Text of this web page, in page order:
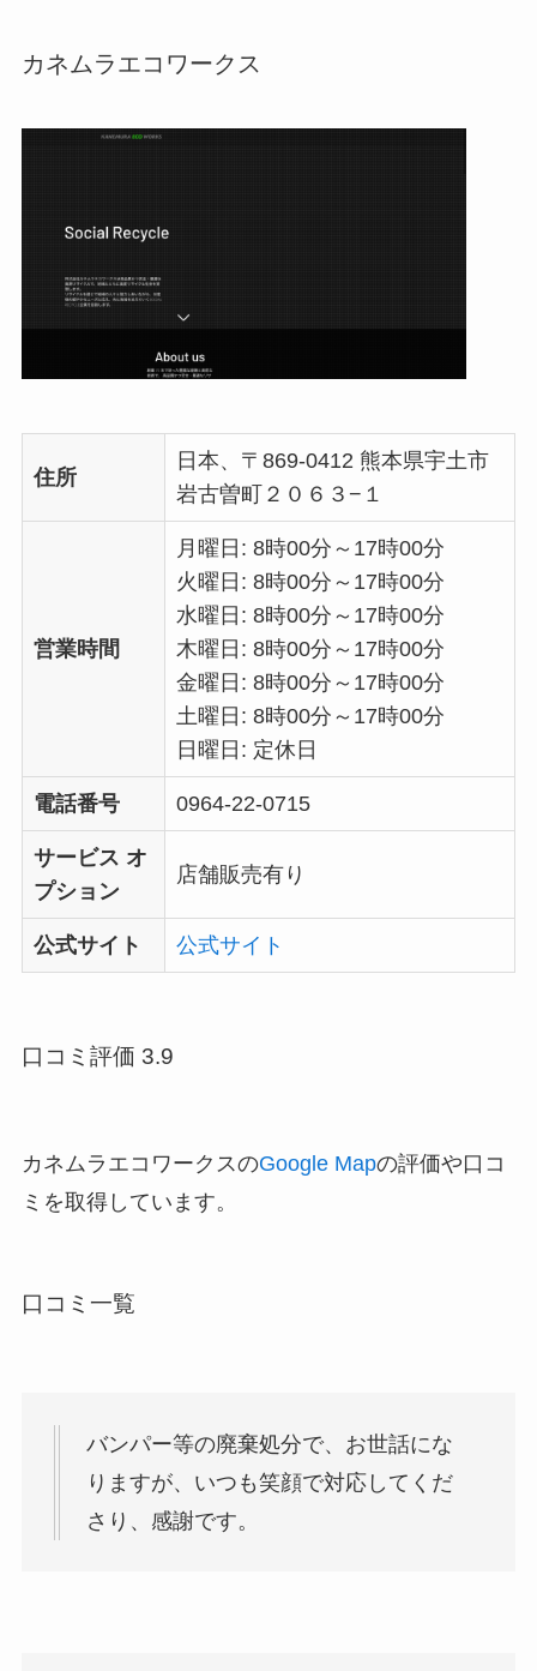
カネムラエコワークス
住所
日本、〒869-0412 熊本県宇土市
岩古曽町２０６３−１
営業時間
月曜日: 8時00分～17時00分
火曜日: 8時00分～17時00分
水曜日: 8時00分～17時00分
木曜日: 8時00分～17時00分
金曜日: 8時00分～17時00分
土曜日: 8時00分～17時00分
日曜日: 定休日
電話番号 0964-22-0715
サービス オ
プション
店舗販売有り
公式サイト 公式サイト
口コミ評価 3.9
カネムラエコワークスのGoogle Mapの評価や口コ
ミを取得しています。
口コミ一覧
バンパー等の廃棄処分で、お世話にな
りますが、いつも笑顔で対応してくだ
さり、感謝です。